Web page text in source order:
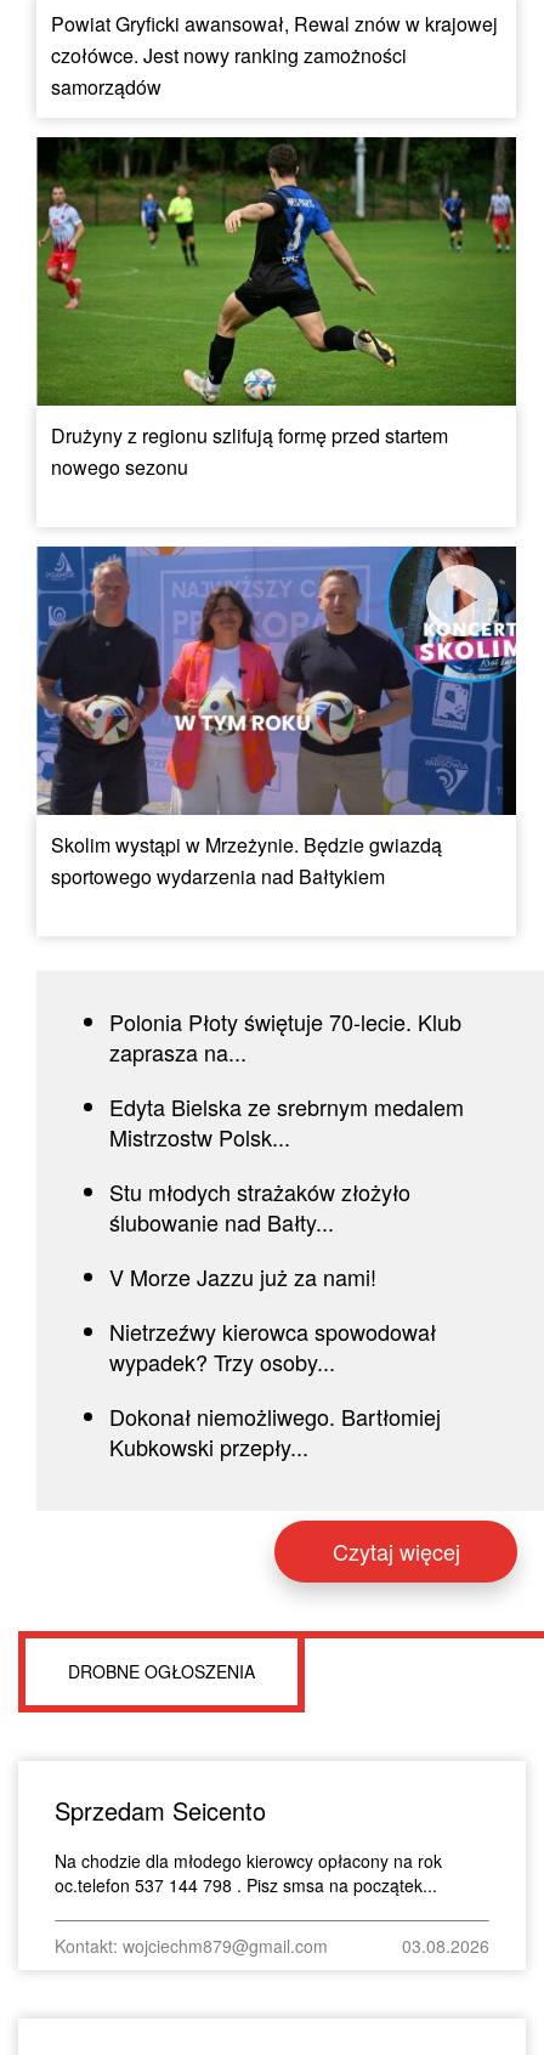
Powiat Gryficki awansował, Rewal znów w krajowej
czołówce. Jest nowy ranking zamożności
samorządów
Drużyny z regionu szlifują formę przed startem
nowego sezonu
Skolim wystąpi w Mrzeżynie. Będzie gwiazdą
sportowego wydarzenia nad Bałtykiem
Polonia Płoty świętuje 70-lecie. Klub
zaprasza na...
Edyta Bielska ze srebrnym medalem
Mistrzostw Polsk...
Stu młodych strażaków złożyło
ślubowanie nad Bałty...
V Morze Jazzu już za nami!
Nietrzeźwy kierowca spowodował
wypadek? Trzy osoby...
Dokonał niemożliwego. Bartłomiej
Kubkowski przepły...
Czytaj więcej
DROBNE OGŁOSZENIA
Sprzedam Seicento
Na chodzie dla młodego kierowcy opłacony na rok
oc.telefon 537 144 798 . Pisz smsa na początek...
Kontakt: wojciechm879@gmail.com 03.08.2026